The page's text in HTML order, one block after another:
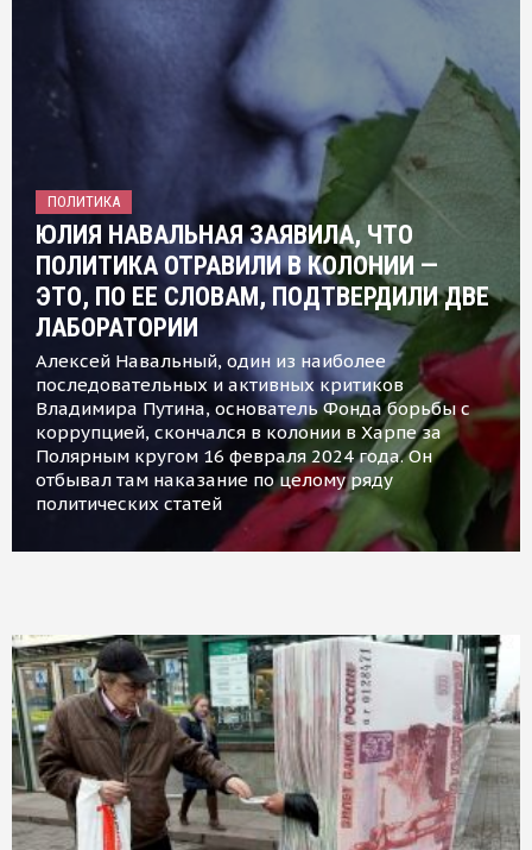
ПОЛИТИКА
ЮЛИЯ НАВАЛЬНАЯ ЗАЯВИЛА, ЧТО
ПОЛИТИКА ОТРАВИЛИ В КОЛОНИИ —
ЭТО, ПО ЕЕ СЛОВАМ, ПОДТВЕРДИЛИ ДВЕ
ЛАБОРАТОРИИ
Алексей Навальный, один из наиболее
последовательных и активных критиков
Владимира Путина, основатель Фонда борьбы с
коррупцией, скончался в колонии в Харпе за
Полярным кругом 16 февраля 2024 года. Он
отбывал там наказание по целому ряду
политических статей